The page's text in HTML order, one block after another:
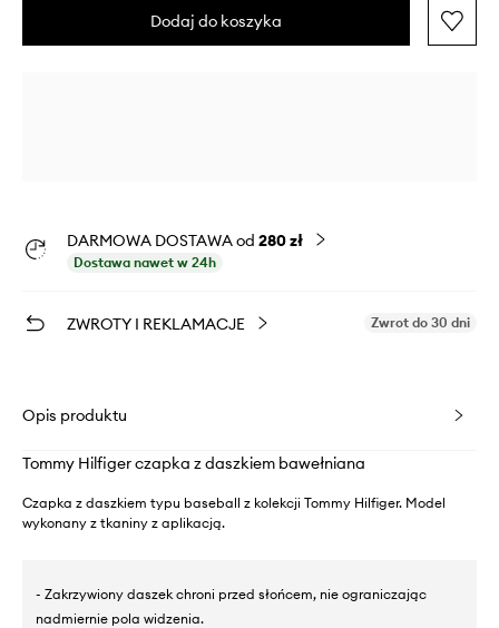
Dodaj do koszyka
DARMOWA DOSTAWA od 280 zł
Dostawa nawet w 24h
ZWROTY I REKLAMACJE Zwrot do 30 dni
Opis produktu
Tommy Hilfiger czapka z daszkiem bawełniana
Czapka z daszkiem typu baseball z kolekcji Tommy Hilfiger. Model
wykonany z tkaniny z aplikacją.
- Zakrzywiony daszek chroni przed słońcem, nie ograniczając
nadmiernie pola widzenia.